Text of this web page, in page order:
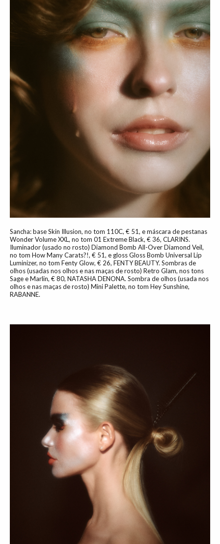
Sancha: base Skin Illusion, no tom 110C, € 51, e máscara de pestanas
Wonder Volume XXL, no tom 01 Extreme Black, € 36, CLARINS.
Iluminador (usado no rosto) Diamond Bomb All-Over Diamond Veil,
no tom How Many Carats?!, € 51, e gloss Gloss Bomb Universal Lip
Luminizer, no tom Fenty Glow, € 26, FENTY BEAUTY. Sombras de
olhos (usadas nos olhos e nas maças de rosto) Retro Glam, nos tons
Sage e Marlin, € 80, NATASHA DENONA. Sombra de olhos (usada nos
olhos e nas maças de rosto) Mini Palette, no tom Hey Sunshine,
RABANNE.